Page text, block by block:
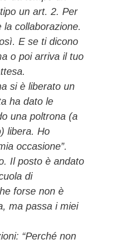
un art. 2. Per
la collaborazione.
E se ti dicono
o poi arriva il tuo
si è liberato un
ha dato le
una poltrona (a
libera. Ho
occasione”.
Il posto è andato
di
forse non è
ma passa i miei
“Perché non